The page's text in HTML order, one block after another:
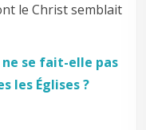
le Christ semblait
ne se fait-elle pas
les Églises ?